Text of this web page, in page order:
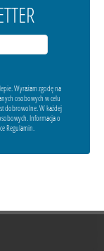
Wyrażam zgodę na
osobowych w celu
dobrowolne. W każdej
Informacja o
Regulamin.